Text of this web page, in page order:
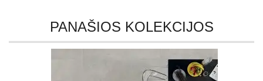
PANAŠIOS KOLEKCIJOS